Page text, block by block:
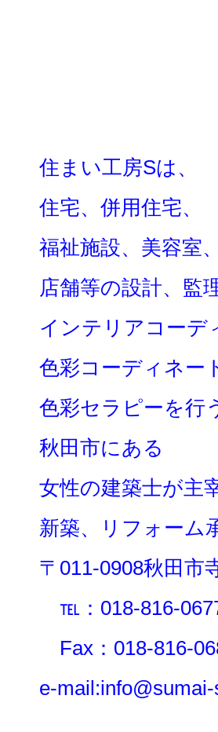
住まい工房Sは、
住宅、併用住宅、
福祉施設、美容室、
店舗等の設計、監
インテリアコーデ
色彩コーディネー
色彩セラピーを行
秋田市にある
女性の建築士が主
新築、リフォーム
〒011-0908秋田市
℡：018-816-
Fax：018-816-
e-